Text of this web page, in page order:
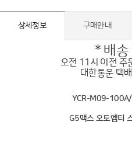
상세정보 구매안내
* 배
오전 11시 이전 주
대한통운 택
YCR-M09-
G5맥스 오토엠티